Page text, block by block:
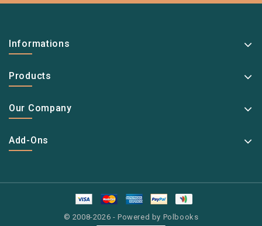
Informations
Products
Our Company
Add-Ons
© 2008-2026 - Powered by Polbooks